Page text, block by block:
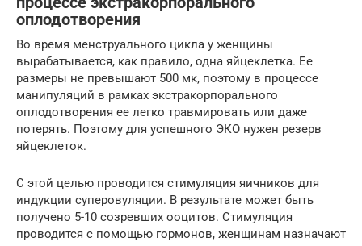
оплодотворения
Во время менструального цикла у женщины
вырабатывается, как правило, одна яйцеклетка. Ее
размеры не превышают 500 мк, поэтому в процессе
манипуляций в рамках экстракорпорального
оплодотворения ее легко травмировать или даже
потерять. Поэтому для успешного ЭКО нужен резерв
яйцеклеток.
С этой целью проводится стимуляция яичников для
индукции суперовуляции. В результате может быть
получено 5-10 созревших ооцитов. Стимуляция
проводится с помощью гормонов, женщинам назначают